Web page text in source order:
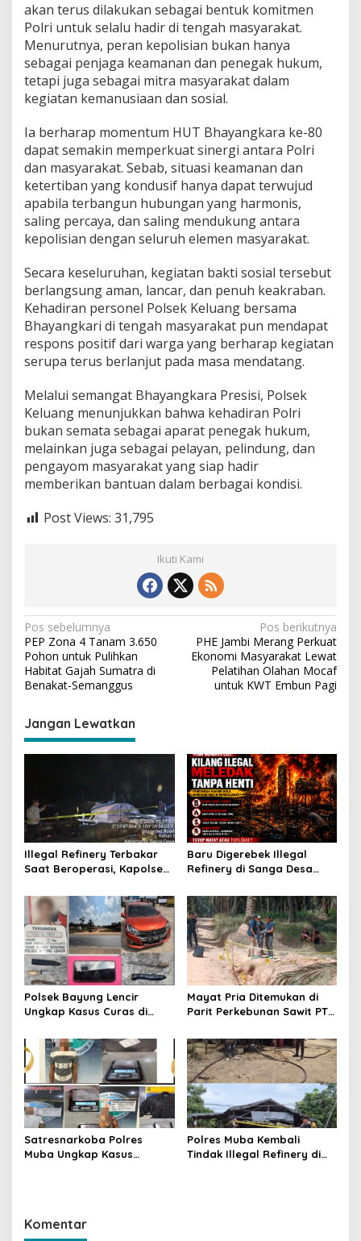
akan terus dilakukan sebagai bentuk komitmen
Polri untuk selalu hadir di tengah masyarakat.
Menurutnya, peran kepolisian bukan hanya
sebagai penjaga keamanan dan penegak hukum,
tetapi juga sebagai mitra masyarakat dalam
kegiatan kemanusiaan dan sosial.
Ia berharap momentum HUT Bhayangkara ke-80
dapat semakin memperkuat sinergi antara Polri
dan masyarakat. Sebab, situasi keamanan dan
ketertiban yang kondusif hanya dapat terwujud
apabila terbangun hubungan yang harmonis,
saling percaya, dan saling mendukung antara
kepolisian dengan seluruh elemen masyarakat.
Secara keseluruhan, kegiatan bakti sosial tersebut
berlangsung aman, lancar, dan penuh keakraban.
Kehadiran personel Polsek Keluang bersama
Bhayangkari di tengah masyarakat pun mendapat
respons positif dari warga yang berharap kegiatan
serupa terus berlanjut pada masa mendatang.
Melalui semangat Bhayangkara Presisi, Polsek
Keluang menunjukkan bahwa kehadiran Polri
bukan semata sebagai aparat penegak hukum,
melainkan juga sebagai pelayan, pelindung, dan
pengayom masyarakat yang siap hadir
memberikan bantuan dalam berbagai kondisi.
Post Views: 31,795
Ikuti Kami
N
a
v
i
g
a
p
o
s
Pos sebelumnya
PEP Zona 4 Tanam 3.650
Pohon untuk Pulihkan
Habitat Gajah Sumatra di
Benakat-Semanggus
Pos berikutnya
PHE Jambi Merang Perkuat
Ekonomi Masyarakat Lewat
Pelatihan Olahan Mocaf
untuk KWT Embun Pagi
Jangan Lewatkan
Illegal Refinery Terbakar
Saat Beroperasi, Kapolsek
Penindakan dan
Pencegahan Terus
Dilakukan
Baru Digerebek Illegal
Refinery di Sanga Desa
Hukum Dipertanyakan
Polsek Bayung Lencir
Ungkap Kasus Curas di
Satu Pelaku Ditangkap Dua
Masih Diburu
Mayat Pria Ditemukan di
Parit Perkebunan Sawit PT
Selidiki Penyebab Kematian
Satresnarkoba Polres
Muba Ungkap Kasus
Polres Muba Kembali
Tindak Illegal Refinery di
Komentar